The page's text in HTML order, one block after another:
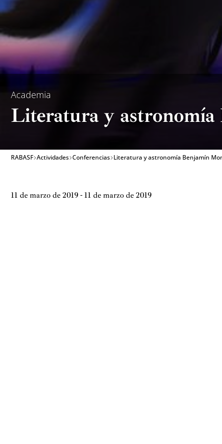
Academia
Literatura y astronomía
RABASF Actividades Conferencias Literatura y astronomía Benjamín
11 de marzo de 2019 - 11 de marzo de 2019